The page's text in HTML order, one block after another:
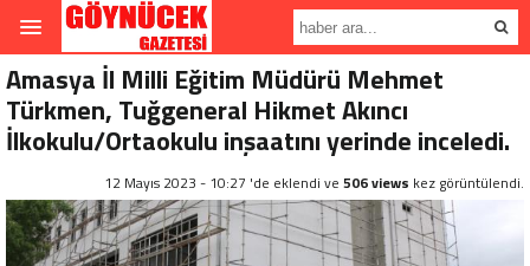
Amasya İl Milli Eğitim Müdürü Mehmet
Türkmen, Tuğgeneral Hikmet Akıncı
İlkokulu/Ortaokulu inşaatını yerinde inceledi.
12 Mayıs 2023 - 10:27 'de eklendi ve 506 views kez görüntülendi.